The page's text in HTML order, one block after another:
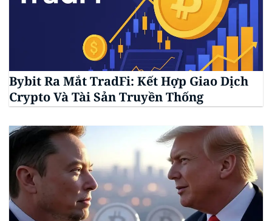
Bybit Ra Mắt TradFi: Kết Hợp Giao Dịch
Crypto Và Tài Sản Truyền Thống